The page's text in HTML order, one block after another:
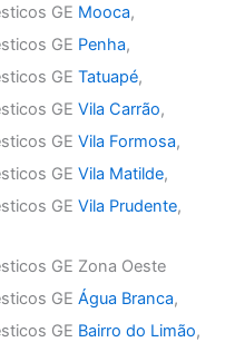
GE Mooca,
GE Penha,
GETatuapé,
GEVila Carrão,
GEVila Formosa,
GEVila Matilde,
GEVila Prudente,
GE Zona Oeste
GEÁgua Branca,
GE Bairro do Limão,